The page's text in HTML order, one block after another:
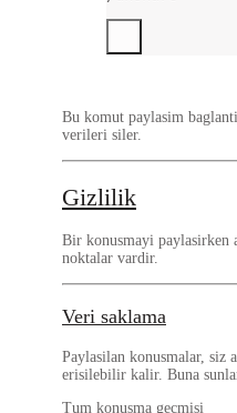
Bu komut paylasim
verileri siler.
Gizlilik
Bir konusmayi paylasirken
noktalar vardir.
Veri saklama
Paylasilan konusmalar, siz
erisilebilir kalir. Buna
Tum konusma gecmisi